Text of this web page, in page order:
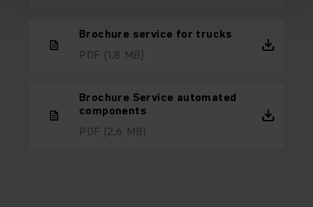
Brochure service for trucks
PDF (1,8 MB)
Brochure Service automated
components
PDF (2,6 MB)